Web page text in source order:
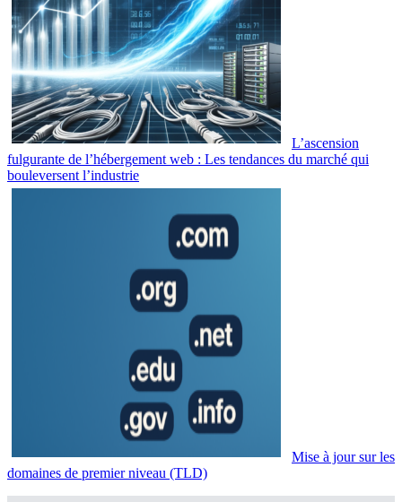
L’ascension
fulgurante de l’hébergement web : Les tendances du marché qui
bouleversent l’industrie
Mise à jour sur les
domaines de premier niveau (TLD)